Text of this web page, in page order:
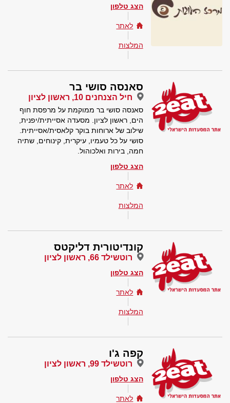
הצג טלפון
לאתר
המלצות
סאנסה סושי בר
חיל הצנחנים 10, ראשון לציון
סאנסה סושי בר ממוקמת על מרפסת חוף
הים, ראשון לציון. מסעדה אסייתית/יפנית,
שילוב של ארוחות בוקר קלאסית/אסייתית.
סושי על כל טעמיו, עיקרית, קינוחים, שתיה
חמה, בירות ואלכוהול.
הצג טלפון
לאתר
המלצות
קונדיטורית דליקטס
רוטשילד 66, ראשון לציון
הצג טלפון
לאתר
המלצות
קפה ג'ו
רוטשילד 99, ראשון לציון
הצג טלפון
לאתר